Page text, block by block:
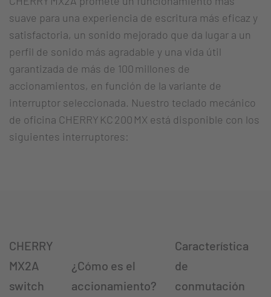
suave para una experiencia de escritura más eficaz y
satisfactoria, un sonido mejorado que da lugar a un
perfil de sonido más agradable y una vida útil
garantizada de más de 100 millones de
accionamientos, en función de la variante de
interruptor seleccionada. Nuestro teclado mecánico
de oficina CHERRY KC 200 MX está disponible con los
siguientes interruptores:
CHERRY
MX2A
switch
¿Cómo es el
accionamiento?
Característica
de
conmutación